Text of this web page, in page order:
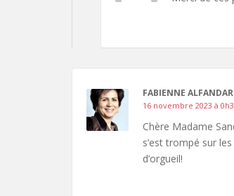
FABIENNE
16 novembre 2023 à
Chère Madame
s’est trompé sur
d’orgueil!